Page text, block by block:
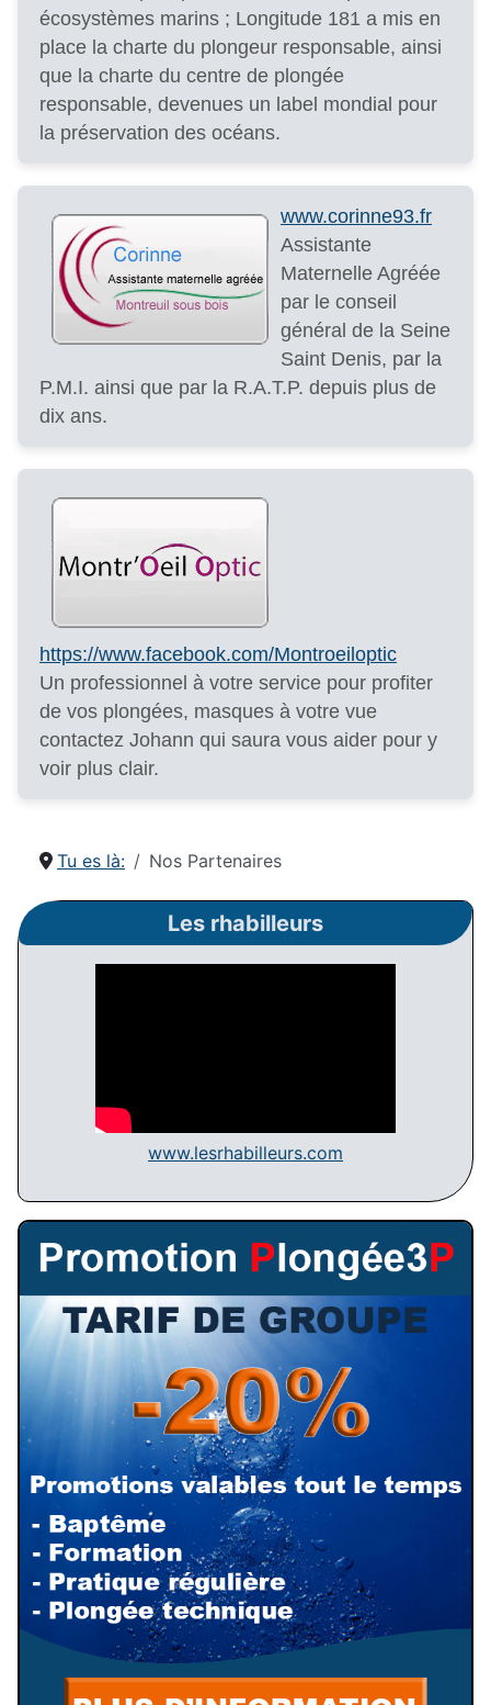
Tu es là: Nos Partenaires
Les rhabilleurs
www.lesrhabilleurs.com
écosystèmes marins ; Longitude 181 a mis en
place la charte du plongeur responsable, ainsi
que la charte du centre de plongée
responsable, devenues un label mondial pour
la préservation des océans.
www.corinne93.fr
Assistante
Maternelle Agréée
par le conseil
général de la Seine
Saint Denis, par la
P.M.I. ainsi que par la R.A.T.P. depuis plus de
dix ans.
https://www.facebook.com/Montroeiloptic
Un professionnel à votre service pour profiter
de vos plongées, masques à votre vue
contactez Johann qui saura vous aider pour y
voir plus clair.